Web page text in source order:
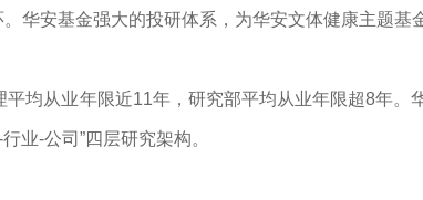
华安基金强大的投研体系，为华安文体健康主题基
均从业年限近11年，研究部平均从业年限超8年。
业-公司”四层研究架构。